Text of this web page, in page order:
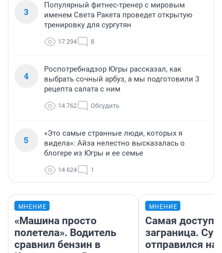
3
Популярный фитнес-тренер с мировым
именем Света Ракета проведет открытую
тренировку для сургутян
17 294 8
4
Роспотребнадзор Югры рассказал, как
выбрать сочный арбуз, а мы подготовили 3
рецепта салата с ним
14 762 Обсудить
5
«Это самые странные люди, которых я
видела»: Айза нелестно высказалась о
блогере из Югры и ее семье
14 624 1
МНЕНИЕ
«Машина просто
полетела». Водитель
сравнил бензин в
МНЕНИЕ
Самая
заграница.
отправился